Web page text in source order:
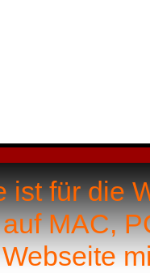
ist für die
MAC,